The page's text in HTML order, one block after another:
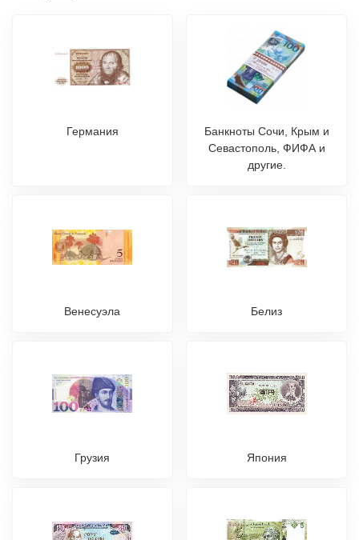
Германия
Банкноты Сочи, Крым и
Севастополь, ФИФА и
другие.
Венесуэла Белиз
Грузия Япония